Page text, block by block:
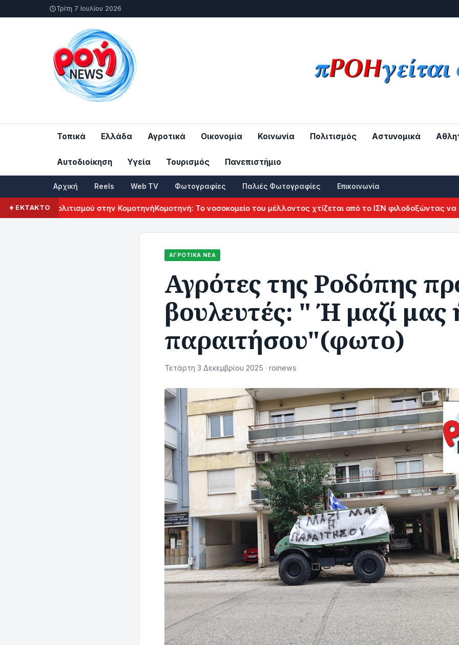
Τρίτη 7 Ιουλίου 2026
Τοπικά Ελλάδα Αγροτικά Οικονομία Κοινωνία Πολιτισμός Αστυνομικά
Αυτοδιοίκηση Υγεία Τουρισμός Πανεπιστήμιο
Αρχική Reels Web TV Φωτογραφίες Παλιές Φωτογραφίες Επικοινωνία
ΕΚΤΑΚΤΟ
Πολιτισμού στην ΚομοτηνήΚομοτηνή: Το νοσοκομείο του μέλλοντος χτίζεται από το ΙΣΝ φιλοδοξώντας να
ΑΓΡΟΤΙΚΆ ΝΈΑ
Αγρότες της Ροδόπης
βουλευτές: " Ή μαζί μας
παραιτήσου"(φωτο)
Τετάρτη 3 Δεκεμβρίου 2025 · roinews